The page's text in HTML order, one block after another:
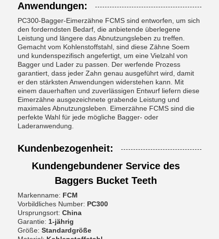
Anwendungen:
PC300-Bagger-Eimerzähne FCMS sind entworfen, um sich
den forderndsten Bedarf, die anbietende überlegene
Leistung und längere das Abnutzungsleben zu treffen.
Gemacht vom Kohlenstoffstahl, sind diese Zähne Soem
und kundenspezifisch angefertigt, um eine Vielzahl von
Bagger und Lader zu passen. Der werfende Prozess
garantiert, dass jeder Zahn genau ausgeführt wird, damit
er den stärksten Anwendungen widerstehen kann. Mit
einem dauerhaften und zuverlässigen Entwurf liefern diese
Eimerzähne ausgezeichnete grabende Leistung und
maximales Abnutzungsleben. Eimerzähne FCMS sind die
perfekte Wahl für jede mögliche Bagger- oder
Laderanwendung.
Kundenbezogenheit:
Kundengebundener Service des
Baggers Bucket Teeth
Markenname: FCM
Vorbildliches Number: PC300
Ursprungsort: China
Garantie: 1-jährig
Größe: Standardgröße